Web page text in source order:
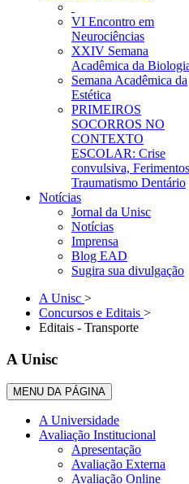
VI Encontro em
Neurociências
XXIV Semana
Acadêmica da
Semana Acadêmica da
Estética
PRIMEIROS
SOCORROS NO
CONTEXTO
ESCOLAR: Crise
convulsiva,
Traumatismo Dentário
Notícias
Jornal da Unisc
Notícias
Imprensa
Blog EAD
Sugira sua divulgação
A Unisc >
Concursos e Editais >
Editais - Transporte
A Unisc
MENU DA PÁGINA
A Universidade
Avaliação Institucional
Apresentação
Avaliação Externa
Avaliação Online